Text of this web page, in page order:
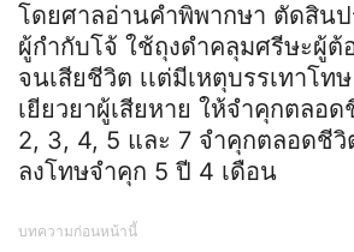
โดยศาลอ่านคำพิพากษา ตัดสิน
ผู้กำกับโจ้ ใช้ถุงดำคลุมศรีษะผู้ต้
จนเสียชีวิต เเต่มีเหตุบรรเทาโท
เยียวยาผู้เสียหาย ให้จำคุกตลอ
2, 3, 4, 5 และ 7 จำคุกตลอดชีวิ
ลงโทษจำคุก 5 ปี 4 เดือน
บทความก่อนหน้านี้